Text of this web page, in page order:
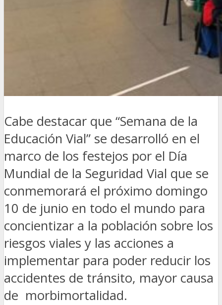
Cabe destacar que “Semana de la
Educación Vial” se desarrolló en el
marco de los festejos por el Día
Mundial de la Seguridad Vial que se
conmemorará el próximo domingo
10 de junio en todo el mundo para
concientizar a la población sobre los
riesgos viales y las acciones a
implementar para poder reducir los
accidentes de tránsito, mayor causa
de morbimortalidad.